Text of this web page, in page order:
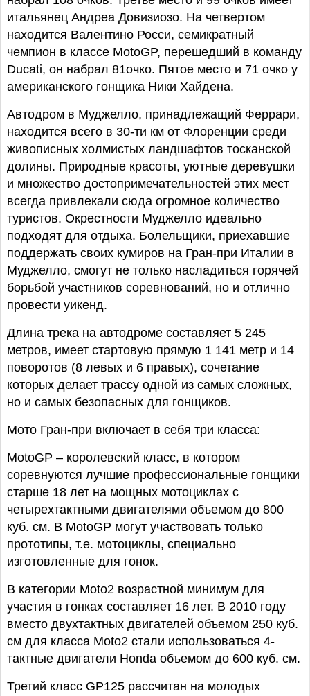
итальянец Андреа Довизиозо. На четвертом
находится Валентино Росси, семикратный
чемпион в классе MotoGP, перешедший в команду
Ducati, он набрал 81очко. Пятое место и 71 очко у
американского гонщика Ники Хайдена.
Автодром в Муджелло, принадлежащий Феррари,
находится всего в 30-ти км от Флоренции среди
живописных холмистых ландшафтов тосканской
долины. Природные красоты, уютные деревушки
и множество достопримечательностей этих мест
всегда привлекали сюда огромное количество
туристов. Окрестности Муджелло идеально
подходят для отдыха. Болельщики, приехавшие
поддержать своих кумиров на Гран-при Италии в
Муджелло, смогут не только насладиться горячей
борьбой участников соревнований, но и отлично
провести уикенд.
Длина трека на автодроме составляет 5 245
метров, имеет стартовую прямую 1 141 метр и 14
поворотов (8 левых и 6 правых), сочетание
которых делает трассу одной из самых сложных,
но и самых безопасных для гонщиков.
Мото Гран-при включает в себя три класса:
MotoGP – королевский класс, в котором
соревнуются лучшие профессиональные гонщики
старше 18 лет на мощных мотоциклах с
четырехтактными двигателями объемом до 800
куб. см. В MotoGP могут участвовать только
прототипы, т.е. мотоциклы, специально
изготовленные для гонок.
В категории Moto2 возрастной минимум для
участия в гонках составляет 16 лет. В 2010 году
вместо двухтактных двигателей объемом 250 куб.
см для класса Moto2 стали использоваться 4-
тактные двигатели Honda объемом до 600 куб. см.
Третий класс GP125 рассчитан на молодых